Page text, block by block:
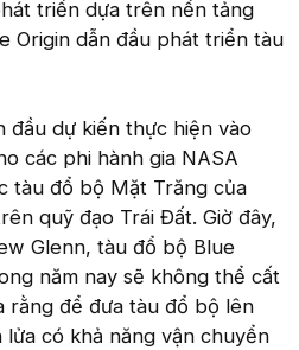
triển dựa trên nền tảng
Origin dẫn đầu phát triển tàu
đầu dự kiến thực hiện vào
các phi hành gia NASA
tàu đổ bộ Mặt Trăng của
quỹ đạo Trái Đất. Giờ đây,
Glenn, tàu đổ bộ Blue
năm nay sẽ không thể cất
rằng để đưa tàu đổ bộ lên
có khả năng vận chuyển